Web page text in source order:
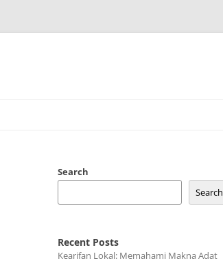
Search
Search
Recent Posts
Kearifan Lokal: Memahami Makna Adat